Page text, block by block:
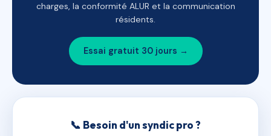
charges, la conformité ALUR et la communication
résidents.
Essai gratuit 30 jours →
📞 Besoin d'un syndic pro ?